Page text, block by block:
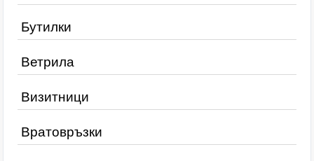
Бутилки
Ветрила
Визитници
Вратовръзки